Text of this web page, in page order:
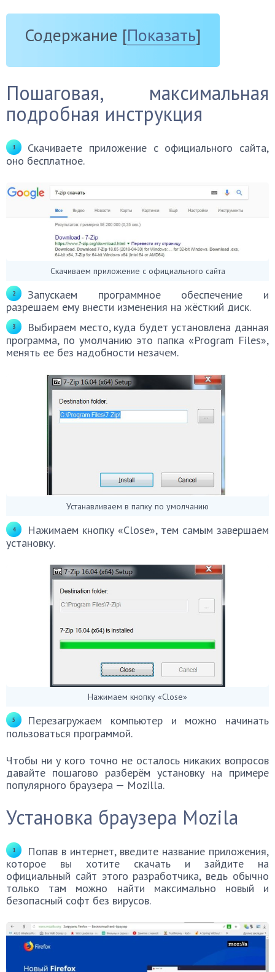
Содержание [Показать]
Пошаговая, максимальная
подробная инструкция
Скачиваете приложение с официального сайта,
оно бесплатное.
Скачиваем приложение с официального сайта
Запускаем программное обеспечение и
разрешаем ему внести изменения на жёсткий диск.
Выбираем место, куда будет установлена данная
программа, по умолчанию это папка «Program Files»,
менять ее без надобности незачем.
Устанавливаем в папку по умолчанию
Нажимаем кнопку «Close», тем самым завершаем
установку.
Нажимаем кнопку «Close»
Перезагружаем компьютер и можно начинать
пользоваться программой.
Чтобы ни у кого точно не осталось никаких вопросов
давайте пошагово разберём установку на примере
популярного браузера — Mozilla.
Установка браузера Mozila
Попав в интернет, введите название приложения,
которое вы хотите скачать и зайдите на
официальный сайт этого разработчика, ведь обычно
только там можно найти максимально новый и
безопасный софт без вирусов.